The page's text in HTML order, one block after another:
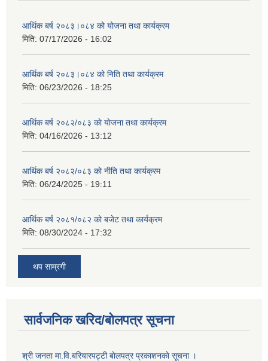
आर्थिक बर्ष २०८३।०८४ को योजना तथा कार्यक्रम
मिति: 07/17/2026 - 16:02
आर्थिक बर्ष २०८३।०८४ को निति तथा कार्यक्रम
मिति: 06/23/2026 - 18:25
आर्थिक बर्ष २०८२/०८३ काे याेजना तथा कार्यक्रम
मिति: 04/16/2026 - 13:12
आर्थिक बर्ष २०८२/०८३ काे नीति तथा कार्यक्रम
मिति: 06/24/2025 - 19:11
आर्थिक बर्ष २०८१/०८२ को बजेट तथा कार्यक्रम
मिति: 08/30/2024 - 17:32
थप साम्रगी
सार्वजनिक खरिद/बोलपत्र सूचना
श्री जनता मा.वि.बरियारपट्टी बाेलपत्र प्रकाशनकाे सूचना ।